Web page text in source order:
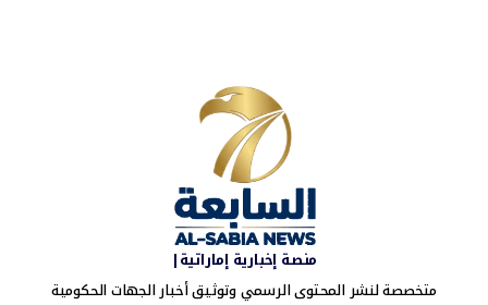
منصة إخبارية إماراتية|
متخصصة لنشر المحتوى الرسمي وتوثيق أخبار الجهات الحكومية